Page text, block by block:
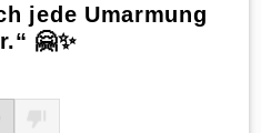
jede Umarmung
🤗✨